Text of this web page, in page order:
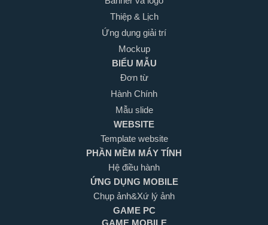
Thiệp & Lịch
Ứng dụng giải trí
Mockup
BIỂU MẪU
Đơn từ
Hành Chính
Mẫu slide
WEBSITE
Template website
PHẦN MỀM MÁY TÍNH
Hệ điều hành
ỨNG DỤNG MOBILE
Chụp ảnh&Xứ lý ảnh
GAME PC
GAME MOBILE